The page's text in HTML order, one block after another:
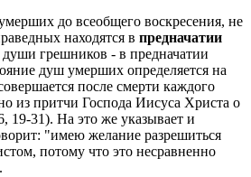
до всеобщего воскресения, не
находятся в предначатии
души грешников - в предначатии
душ умерших определяется на
после смерти каждого
из притчи Господа Иисуса Христа о
19-31). На это же указывает и
"имею желание разрешиться
потому что это несравненно